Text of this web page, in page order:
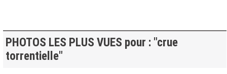
PHOTOS LES PLUS VUES pour : "crue
torrentielle"